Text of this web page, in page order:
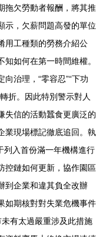
拖欠勞動者報酬，將其推
示，欠薪問題高發的單位
用工種類的勞務介紹公
如何在第一時間維權。
治理，“零容忍”“下功
折。因此特別警示對人
失信的活動蠶食更廣泛的
業現場標記徹底追回。執
列入首份滿一年機構進行
控鏈如何更新，協作園區
到企業和違其負全改辦
如期核對對失業危機事件
有太過嚴重涉及此措施